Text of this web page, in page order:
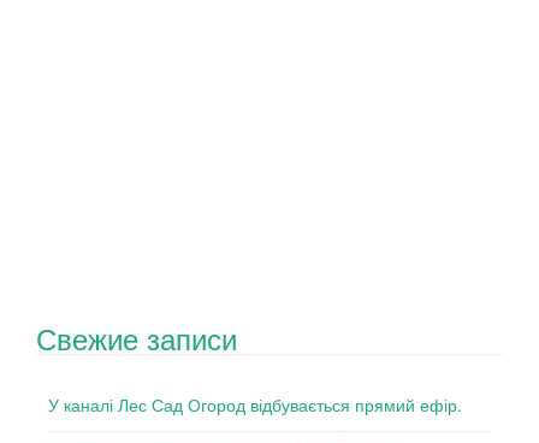
Свежие записи
У каналі Лес Сад Огород відбувається прямий ефір.